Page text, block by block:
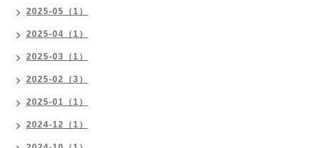
2025-05（1）
2025-04（1）
2025-03（1）
2025-02（3）
2025-01（1）
2024-12（1）